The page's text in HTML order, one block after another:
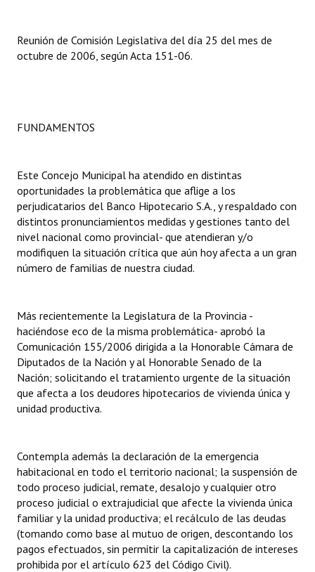
Actas de Audiencias Públicas
Comunicaciones
Resoluciones
Resoluciones de Presidencia
INSTITUCIONAL
Antiguos Pobladores
Registros y Distinciones
Datos Históricos
Premio al Mérito - Registro
Audiencias Públicas - Registro
Periodistas Decanos - Registro
Ciudadano Ilustre - Registro
Banca del Vecino - Registro
Huéspedes de Honor - Registro
Reunión de Comisión Legislativa del día 25 del mes de
octubre de 2006, según Acta 151-06.
FUNDAMENTOS
Este Concejo Municipal ha atendido en distintas
oportunidades la problemática que aflige a los
perjudicatarios del Banco Hipotecario S.A., y respaldado con
distintos pronunciamientos medidas y gestiones tanto del
nivel nacional como provincial- que atendieran y/o
modifiquen la situación crítica que aún hoy afecta a un gran
número de familias de nuestra ciudad.
Más recientemente la Legislatura de la Provincia -
haciéndose eco de la misma problemática- aprobó la
Comunicación 155/2006 dirigida a la Honorable Cámara de
Diputados de la Nación y al Honorable Senado de la
Nación; solicitando el tratamiento urgente de la situación
que afecta a los deudores hipotecarios de vivienda única y
unidad productiva.
Contempla además la declaración de la emergencia
habitacional en todo el territorio nacional; la suspensión de
todo proceso judicial, remate, desalojo y cualquier otro
proceso judicial o extrajudicial que afecte la vivienda única
familiar y la unidad productiva; el recálculo de las deudas
(tomando como base al mutuo de origen, descontando los
pagos efectuados, sin permitir la capitalización de intereses
prohibida por el artículo 623 del Código Civil).